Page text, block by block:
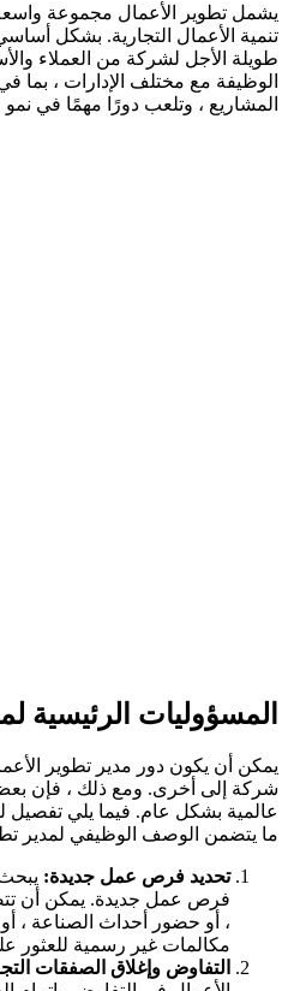
يشمل تطوير الأعمال مجموعة
تنمية الأعمال التجارية. بشكل
طويلة الأجل لشركة من العملاء
الوظيفة مع مختلف الإدارات ، بما
المشاريع ، وتلعب دورًا مهمًا في نمو
المسؤوليات الرئيسية
يمكن أن يكون دور مدير تطوير
شركة إلى أخرى. ومع ذلك ، فإن
عالمية بشكل عام. فيما يلي تفصيل
ما يتضمن الوصف الوظيفي لمدير
تحديد فرص عمل جديدة:
فرص عمل جديدة. يمكن أن
، أو حضور أحداث الصناعة ،
مكالمات غير رسمية للعثور
التفاوض وإغلاق الصفقات